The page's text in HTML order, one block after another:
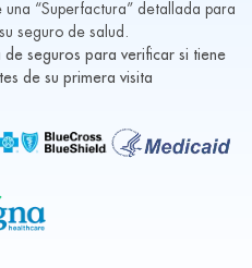
“Superfactura” detallada para
seguro de salud.
seguros para verificar si tiene
de su primera visita